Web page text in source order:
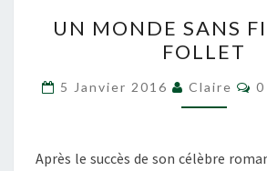
MONDE
SANS
FIN
×
FOLLET
UN MONDE SANS
FOLLET
5 Janvier 2016 Claire
Après le succès de son célèbre